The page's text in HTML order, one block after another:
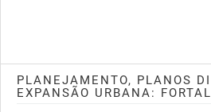
PLANEJAMENTO, PLANOS
EXPANSÃO URBANA: